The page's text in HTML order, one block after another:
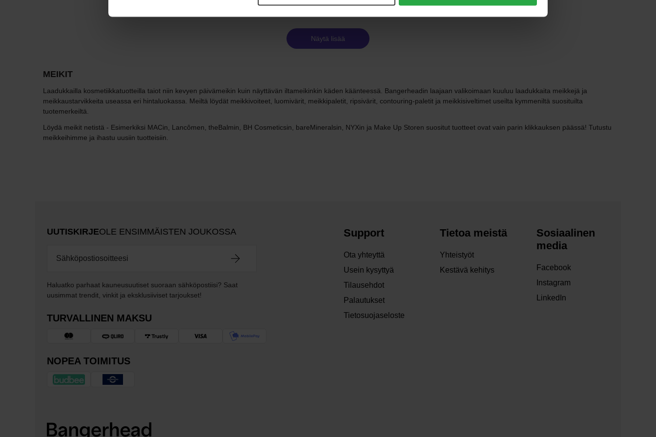
Näytä lisää
MEIKIT
Laadukkailla kosmetiikkatuotteilla taiot niin kevyen päivämeikin kuin näyttävän iltameikinkin käden käänteessä. Bangerheadin laajaan valikoimaan kuuluu laadukkaita meikkejä ja
meikkaustarvikkeita useassa eri hintaluokassa. Meiltä löydät meikkivoiteet, luomivärit, meikkipaletit, ripsivärit, contouring-paletit ja meikkisiveltimet useilta kymmeniltä suosituilta
tuotemerkeiltä.
Löydä meikit netistä - Esimerkiksi MACin, Lancômen, theBalmin, BH Cosmeticsin, bareMineralsin, NYXin ja Make Up Storen suositut tuotteet ovat vain parin klikkauksen päässä! Tutustu
meikkeihimme ja ihastu uusiin tuotteisiin.
UUTISKIRJEOLE ENSIMMÄISTEN JOUKOSSA
Haluatko parhaat kauneusuutiset suoraan sähköpostiisi? Saat
uusimmat trendit, vinkit ja eksklusiiviset tarjoukset!
TURVALLINEN MAKSU
NOPEA TOIMITUS
Support
Ota yhteyttä
Usein kysyttyä
Tilausehdot
Palautukset
Tietosuojaseloste
Tietoa meistä
Yhteistyöt
Kestävä kehitys
Sosiaalinen
media
Facebook
Instagram
LinkedIn